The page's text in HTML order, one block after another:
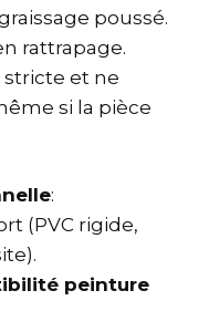
poussé.
rattrapage.
stricte et ne
si la pièce
:
(PVC rigide,
peinture